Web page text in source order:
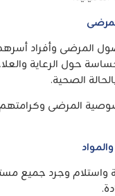
المرضى وأفراد
حول الرعاية
الصحية.
المرضى
واستلام وجرد جميع